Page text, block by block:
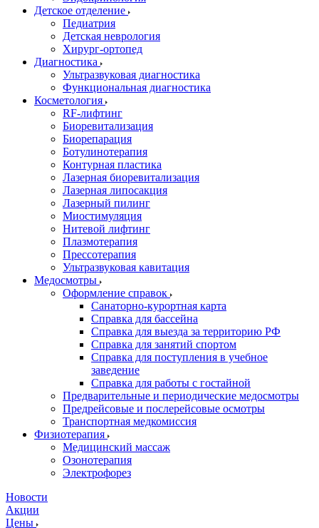
Детское отделение
Педиатрия
Детская неврология
Хирург-ортопед
Диагностика
Ультразвуковая диагностика
Функциональная диагностика
Косметология
RF-лифтинг
Биоревитализация
Биорепарация
Ботулинотерапия
Контурная пластика
Лазерная биоревитализация
Лазерная липосакция
Лазерный пилинг
Миостимуляция
Нитевой лифтинг
Плазмотерапия
Прессотерапия
Ультразвуковая кавитация
Медосмотры
Оформление справок
Санаторно-курортная карта
Справка для бассейна
Справка для выезда за территорию РФ
Справка для занятий спортом
Справка для поступления в учебное
заведение
Справка для работы с гостайной
Предварительные и периодические медосмотры
Предрейсовые и послерейсовые осмотры
Транспортная медкомиссия
Физиотерапия
Медицинский массаж
Озонотерапия
Электрофорез
Новости
Акции
Цены